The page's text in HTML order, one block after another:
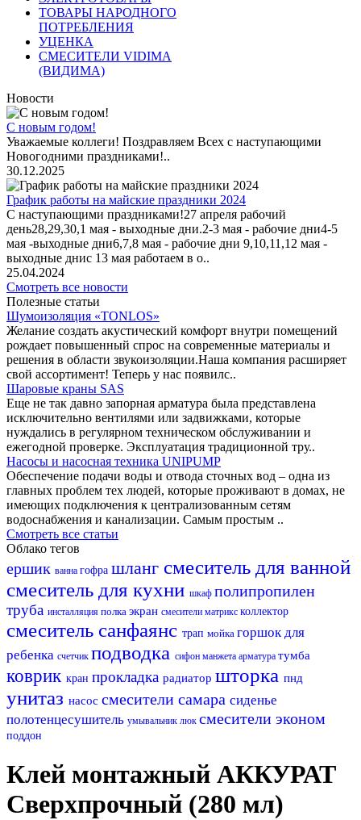
ТОВАРЫ НАРОДНОГО
ПОТРЕБЛЕНИЯ
УЦЕНКА
СМЕСИТЕЛИ VIDIMA
(ВИДИМА)
Новости
С новым годом!
Уважаемые коллеги! Поздравляем Всех с наступающими
Новогодними праздниками!..
30.12.2025
График работы на майские праздники 2024
С наступающими праздниками!27 апреля рабочий
день28,29,30,1 мая - выходные дни.2-3 мая - рабочие дни4-5
мая -выходные дни6,7,8 мая - рабочие дни 9,10,11,12 мая -
выходные днис 13 мая работаем в о..
25.04.2024
Смотреть все новости
Полезные статьи
Шумоизоляция «TONLOS»
Желание создать акустический комфорт внутри помещений
рождает повышенный спрос на современные материалы и
решения в области звукоизоляции.Наша компания расширяет
свой ассортимент! Теперь у нас появилс..
Шаровые краны SAS
Еще не так давно запорная арматура была представлена
исключительно вентилями или задвижками, которые
нуждались в регулярном техническом обслуживании и
ежегодной проверке. Эксплуатация традиционной тру..
Насосы и насосная техника UNIPUMP
Обеспечение подачи воды и отвода сточных вод – одна из
главных проблем тех людей, которые проживают в домах, не
имеющих подключения к централизованным сетям
водоснабжения и канализации. Самым простым ..
Смотреть все статьи
Облако тегов
ершик ванна гофра шланг смеситель для ванной
смеситель для кухни шкаф полипропилен
труба инсталляция полка экран смесители матрикс коллектор
смеситель санфаянс трап мойка горшок для
ребенка счетчик подводка сифон манжета арматура тумба
коврик кран прокладка радиатор шторка пнд
унитаз насос смесители самара сиденье
полотенцесушитель умывальник люк смесители эконом
поддон
Клей монтажный АККУРАТ
Сверхпрочный (280 мл)